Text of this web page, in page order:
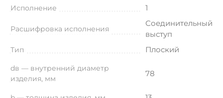
Исполнение 1
Расшифровка исполнения
Соединительный
выступ
Тип Плоский
dв — внутренний диаметр
изделия, мм
78